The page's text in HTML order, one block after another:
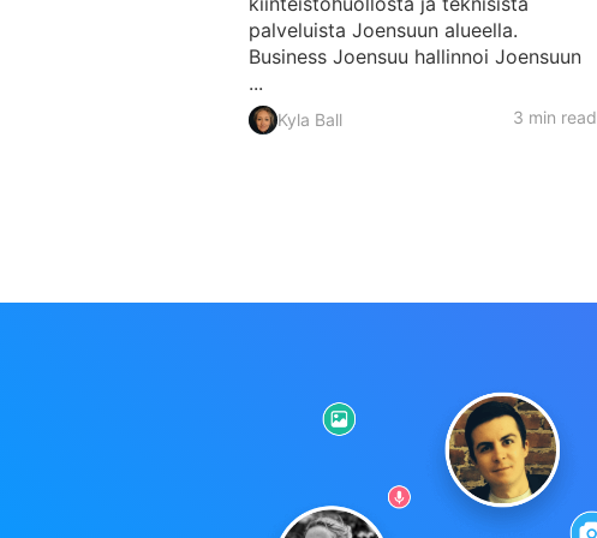
palveluista Joensuun alueella.
Business Joensuu hallinnoi Joensuun
...
Kyla Ball 3 min read